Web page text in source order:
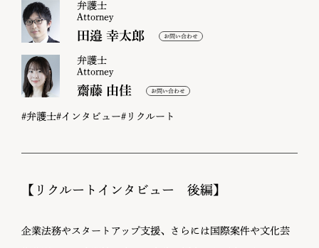
弁護士
Attorney
田邉 幸太郎
弁護士
Attorney
齋藤 由佳
#弁護士#インタビュー#リクルート
【リクルートインタビュー 後編】
企業法務やスタートアップ支援、さらには国際案件や文化芸